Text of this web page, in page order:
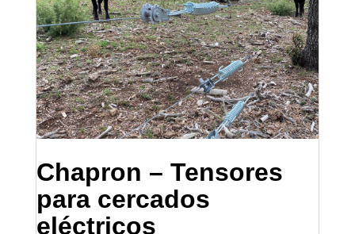
Chapron – Tensores
para cercados
eléctricos